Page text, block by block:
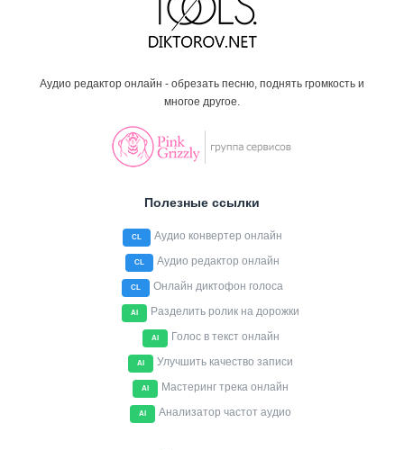
Аудио редактор онлайн - обрезать песню, поднять громкость и
многое другое.
Полезные ссылки
CL Аудио конвертер онлайн
CL Аудио редактор онлайн
CL Онлайн диктофон голоса
AI Разделить ролик на дорожки
AI Голос в текст онлайн
AI Улучшить качество записи
AI Мастеринг трека онлайн
AI Анализатор частот аудио